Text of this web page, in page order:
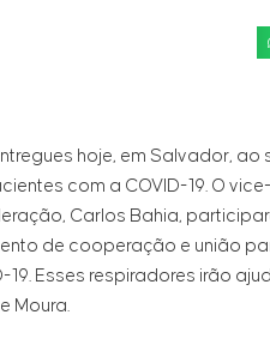
hoje, em Salvador,
com a COVID-19. O
Carlos Bahia,
de cooperação e união
Esses respiradores irão
Moura.